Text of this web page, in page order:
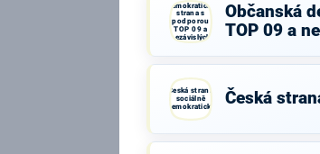
demokratická
strana s
podporou
TOP 09 a
nezávislých
starostů
Občanská
TOP 09 a
Česká strana
sociálně
demokratická
Česká